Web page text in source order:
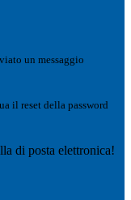
un messaggio
il reset della password
di posta elettronica!